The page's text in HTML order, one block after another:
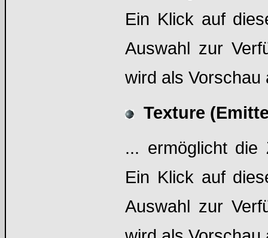
Ein Klick auf
Auswahl zur
wird als Vorschau
Texture
... ermöglicht die
Ein Klick auf
Auswahl zur